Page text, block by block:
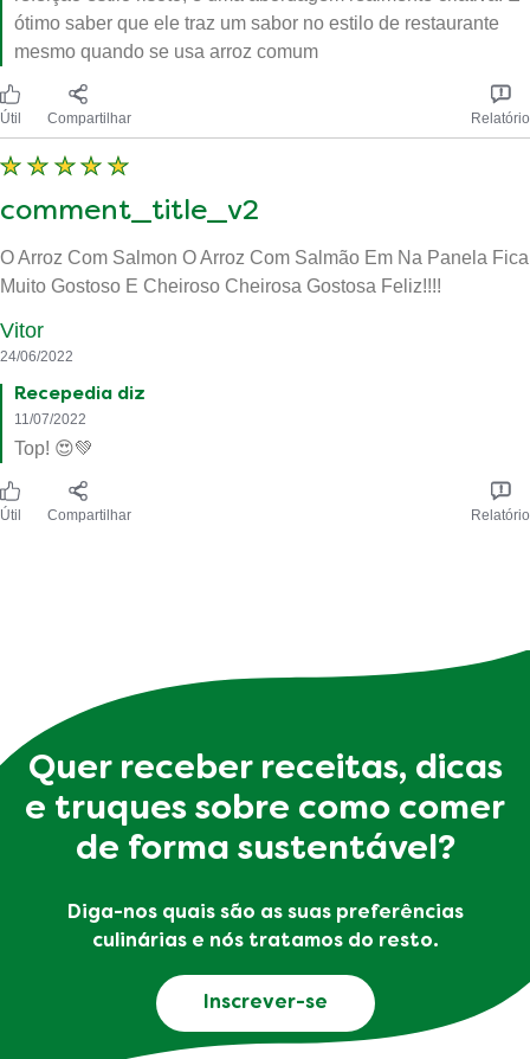
ótimo saber que ele traz um sabor no estilo de restaurante
mesmo quando se usa arroz comum
Útil Compartilhar Relatório
comment_title_v2
O Arroz Com Salmon O Arroz Com Salmão Em Na Panela Fica
Muito Gostoso E Cheiroso Cheirosa Gostosa Feliz!!!!
Vitor
24/06/2022
Recepedia diz
11/07/2022
Top! 😍💚
Útil Compartilhar Relatório
Quer receber receitas, dicas
e truques sobre como comer
de forma sustentável?
Diga-nos quais são as suas preferências
culinárias e nós tratamos do resto.
Inscrever-se